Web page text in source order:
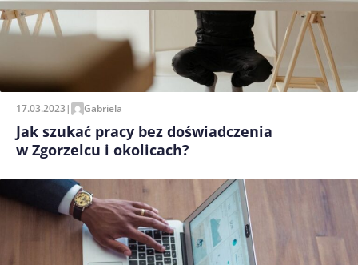
17.03.2023| Gabriela
Jak szukać pracy bez doświadczenia
w Zgorzelcu i okolicach?